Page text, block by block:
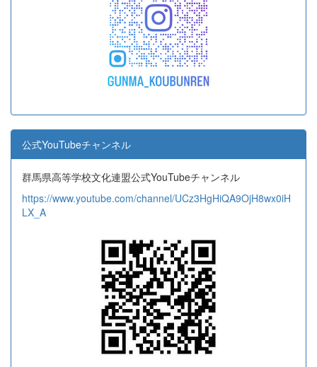
公式YouTubeチャンネル
群馬県高等学校文化連盟公式YouTubeチャンネル
https://www.youtube.com/channel/UCz3HgHiQA9OjH8wx0iH
LX_A